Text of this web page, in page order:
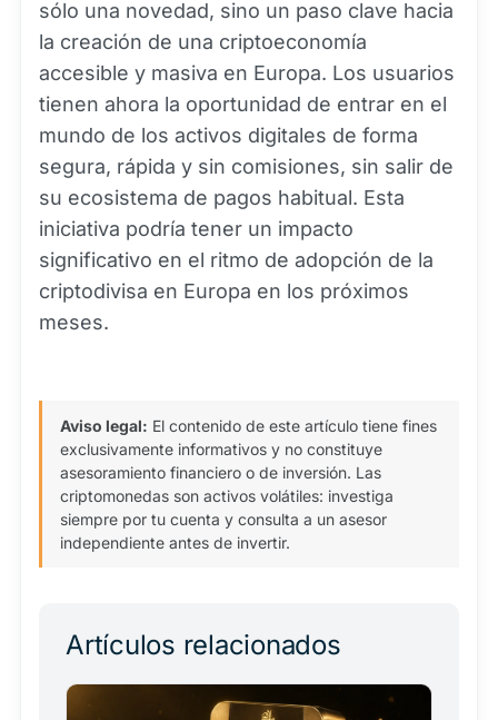
sólo una novedad, sino un paso clave hacia
la creación de una criptoeconomía
accesible y masiva en Europa. Los usuarios
tienen ahora la oportunidad de entrar en el
mundo de los activos digitales de forma
segura, rápida y sin comisiones, sin salir de
su ecosistema de pagos habitual. Esta
iniciativa podría tener un impacto
significativo en el ritmo de adopción de la
criptodivisa en Europa en los próximos
meses.
Aviso legal: El contenido de este artículo tiene fines
exclusivamente informativos y no constituye
asesoramiento financiero o de inversión. Las
criptomonedas son activos volátiles: investiga
siempre por tu cuenta y consulta a un asesor
independiente antes de invertir.
Artículos relacionados